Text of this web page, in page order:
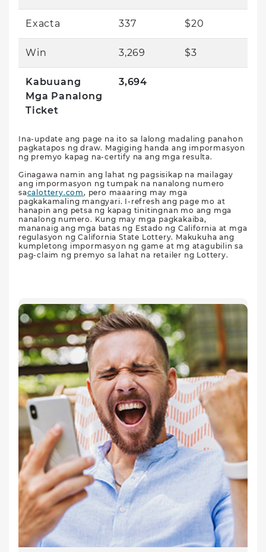
Exacta 337 $20
Win 3,269 $3
Kabuuang
Mga Panalong
Ticket
3,694
Ina-update ang page na ito sa lalong madaling panahon
pagkatapos ng draw. Magiging handa ang impormasyon
ng premyo kapag na-certify na ang mga resulta.
Ginagawa namin ang lahat ng pagsisikap na mailagay
ang impormasyon ng tumpak na nanalong numero
sacalottery.com, pero maaaring may mga
pagkakamaling mangyari. I-refresh ang page mo at
hanapin ang petsa ng kapag tinitingnan mo ang mga
nanalong numero. Kung may mga pagkakaiba,
mananaig ang mga batas ng Estado ng California at mga
regulasyon ng California State Lottery. Makukuha ang
kumpletong impormasyon ng game at mg atagubilin sa
pag-claim ng premyo sa lahat na retailer ng Lottery.